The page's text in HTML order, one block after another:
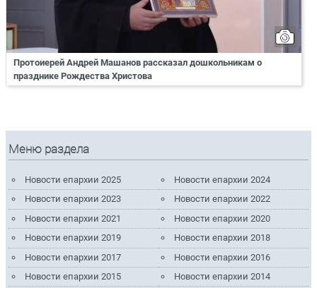
Протоиерей Андрей Машанов рассказал дошкольникам о
празднике Рождества Христова
Меню раздела
Новости епархии 2025
Новости епархии 2024
Новости епархии 2023
Новости епархии 2022
Новости епархии 2021
Новости епархии 2020
Новости епархии 2019
Новости епархии 2018
Новости епархии 2017
Новости епархии 2016
Новости епархии 2015
Новости епархии 2014